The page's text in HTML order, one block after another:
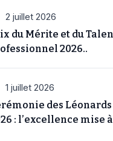
du Mérite et du Talent
2026..
des Léonards
: l’excellence mise à..